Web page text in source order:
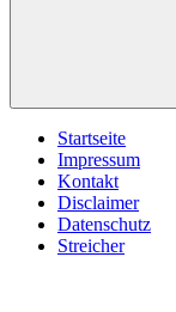
Startseite
Impressum
Kontakt
Disclaimer
Datenschutz
Streicher